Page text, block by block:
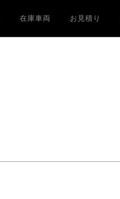
在庫車両 お見積り